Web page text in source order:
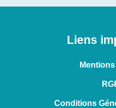
Liens
Conditions